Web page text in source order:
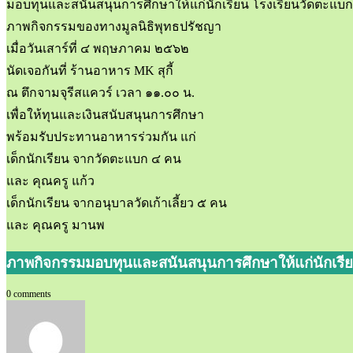
มอบทุนและสนันสนุนการศึกษาให้แก่นักเรียน โรงเรียนวัดตะแบก
ภาพกิจกรรมของทางมูลนิธิพุทธปรัชญา
เมื่อวันเสาร์ที่ ๔ พฤษภาคม ๒๕๖๒
นัดเจอกันที่ ร้านอาหาร MK สุกี้
ณ ตึกจามจุรีสแควร์ เวลา ๑๑.๐๐ น.
เพื่อให้ทุนและเงินสนับสนุนการศึกษา
พร้อมรับประทานอาหารร่วมกัน แก่
เด็กนักเรียน จากวัดตะแบก ๔ คน
และ คุณครู แก้ว
เด็กนักเรียน จากอนุบาลวัดเก้าเลี้ยว ๕ คน
และ คุณครู มานพ
ภาพกิจกรรมมอบทุนและสนันสนุนการศึกษาให้แก่นักเรี
0 comments